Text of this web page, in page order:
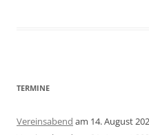
TERMINE
Vereinsabend am 14. August